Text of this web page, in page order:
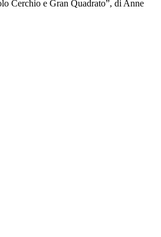
Cerchio e Gran Quadrato”, di Anne